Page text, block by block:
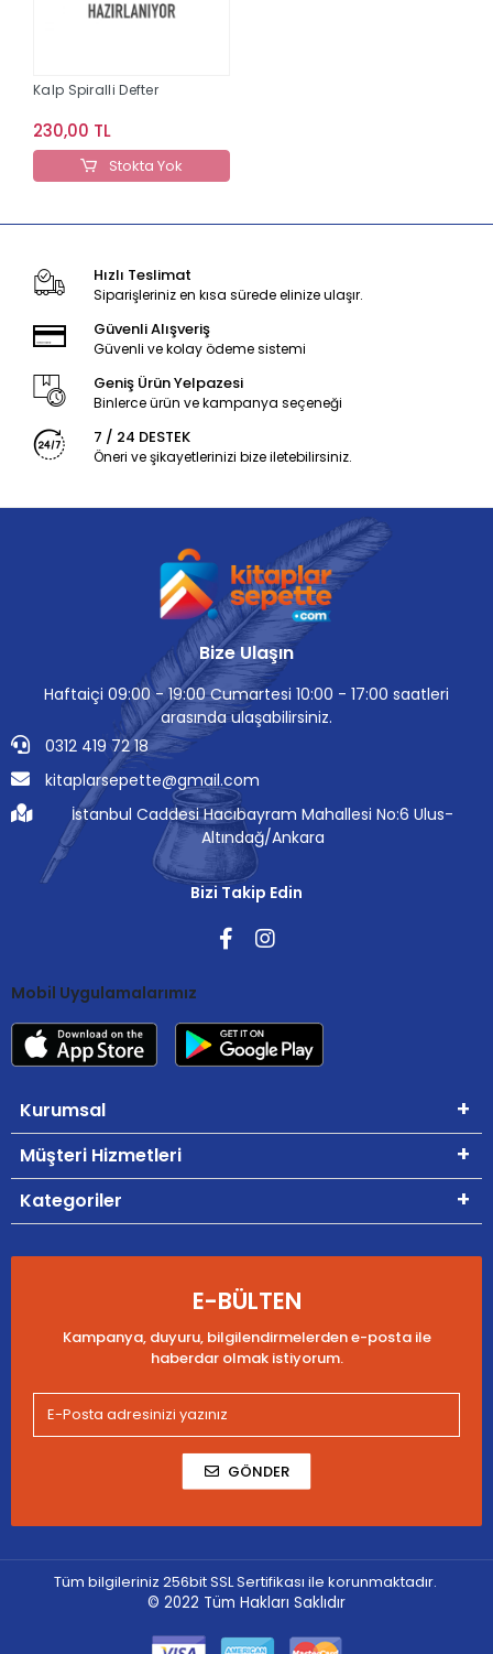
Kalp Spiralli Defter
230,00 TL
Stokta Yok
Hızlı Teslimat
Siparişleriniz en kısa sürede elinize ulaşır.
Güvenli Alışveriş
Güvenli ve kolay ödeme sistemi
Geniş Ürün Yelpazesi
Binlerce ürün ve kampanya seçeneği
7 / 24 DESTEK
Öneri ve şikayetlerinizi bize iletebilirsiniz.
Bize Ulaşın
Haftaiçi 09:00 - 19:00 Cumartesi 10:00 - 17:00 saatleri
arasında ulaşabilirsiniz.
0312 419 72 18
kitaplarsepette@gmail.com
İstanbul Caddesi Hacıbayram Mahallesi No:6 Ulus-
Altındağ/Ankara
Bizi Takip Edin
Mobil Uygulamalarımız
Kurumsal
Müşteri Hizmetleri
Kategoriler
E-BÜLTEN
Kampanya, duyuru, bilgilendirmelerden e-posta ile
haberdar olmak istiyorum.
GÖNDER
Tüm bilgileriniz 256bit SSL Sertifikası ile korunmaktadır.
© 2022 Tüm Hakları Saklıdır